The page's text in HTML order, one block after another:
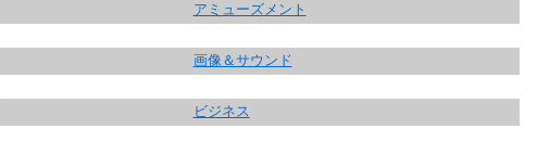
アミューズメント
画像＆サウンド
ビジネス